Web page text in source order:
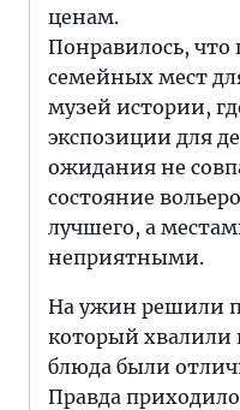
ценам.
Понравилось, что
семейных мест
музей истории,
экспозиции для
ожидания не
состояние
лучшего, а
неприятными.
На ужин решили
который хвалили
блюда были
Правда